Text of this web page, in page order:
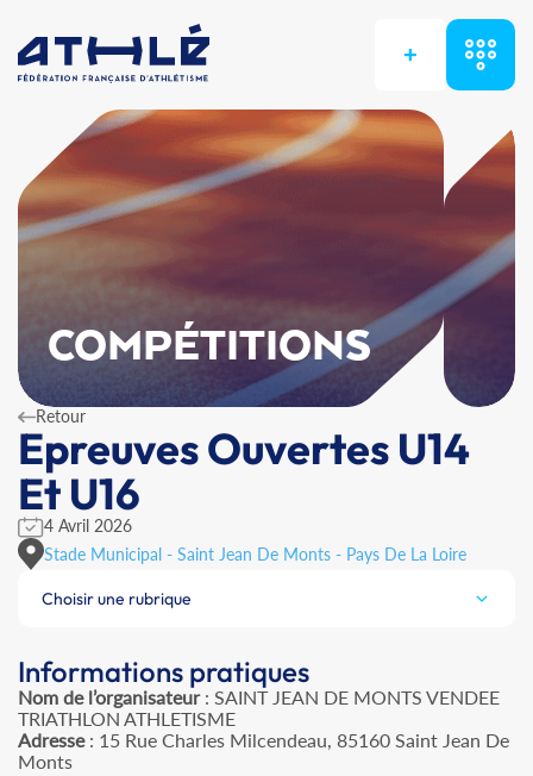
+
COMPÉTITIONS
Retour
Epreuves Ouvertes U14
Et U16
4 Avril 2026
Stade Municipal - Saint Jean De Monts - Pays De La Loire
Choisir une rubrique
Informations pratiques
Nom de l’organisateur: SAINT JEAN DE MONTS VENDEE
TRIATHLON ATHLETISME
Adresse: 15 Rue Charles Milcendeau, 85160 Saint Jean De
Monts